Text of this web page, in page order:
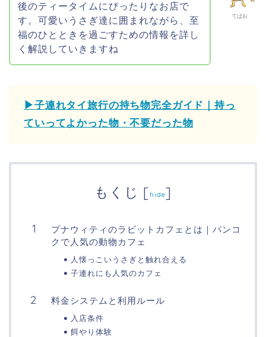
てばお
後のティータイムにぴったりなお店で
す。可愛いうさぎ達に囲まれながら、至
福のひとときを過ごすための情報を詳し
く解説していきますね
▶子連れタイ旅行の持ち物完全ガイド｜持っ
ていってよかった物・不要だった物
もくじ [ hide]
プナウィティのラビットカフェとは｜バンコ
クで人気の動物カフェ
人懐っこいうさぎと触れ合える
子連れにも人気のカフェ
料金システムと利用ルール
入店条件
餌やり体験